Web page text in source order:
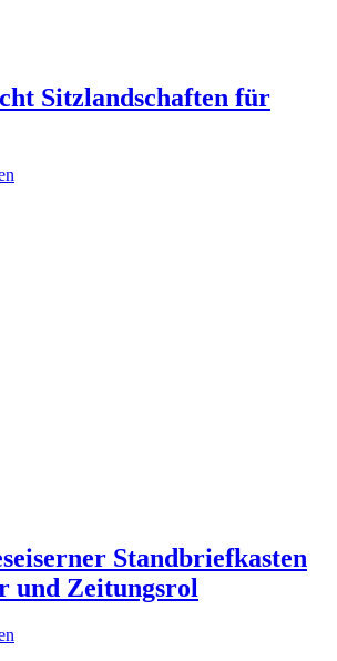
Sitzlandschaften für
Standbriefkasten
und Zeitungsrol